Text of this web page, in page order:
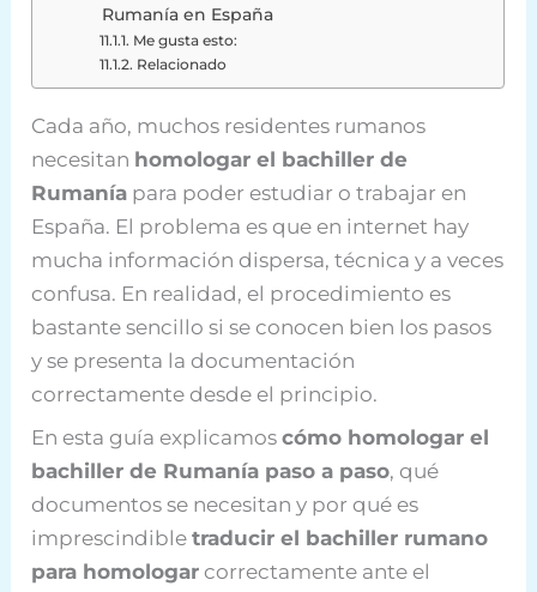
Rumanía en España
Me gusta esto:
Relacionado
Cada año, muchos residentes rumanos
necesitan homologar el bachiller de
Rumanía para poder estudiar o trabajar en
España. El problema es que en internet hay
mucha información dispersa, técnica y a veces
confusa. En realidad, el procedimiento es
bastante sencillo si se conocen bien los pasos
y se presenta la documentación
correctamente desde el principio.
En esta guía explicamoscómo homologar el
bachiller de Rumanía paso a paso, qué
documentos se necesitan y por qué es
imprescindibletraducir el bachiller rumano
para homologar correctamente ante el